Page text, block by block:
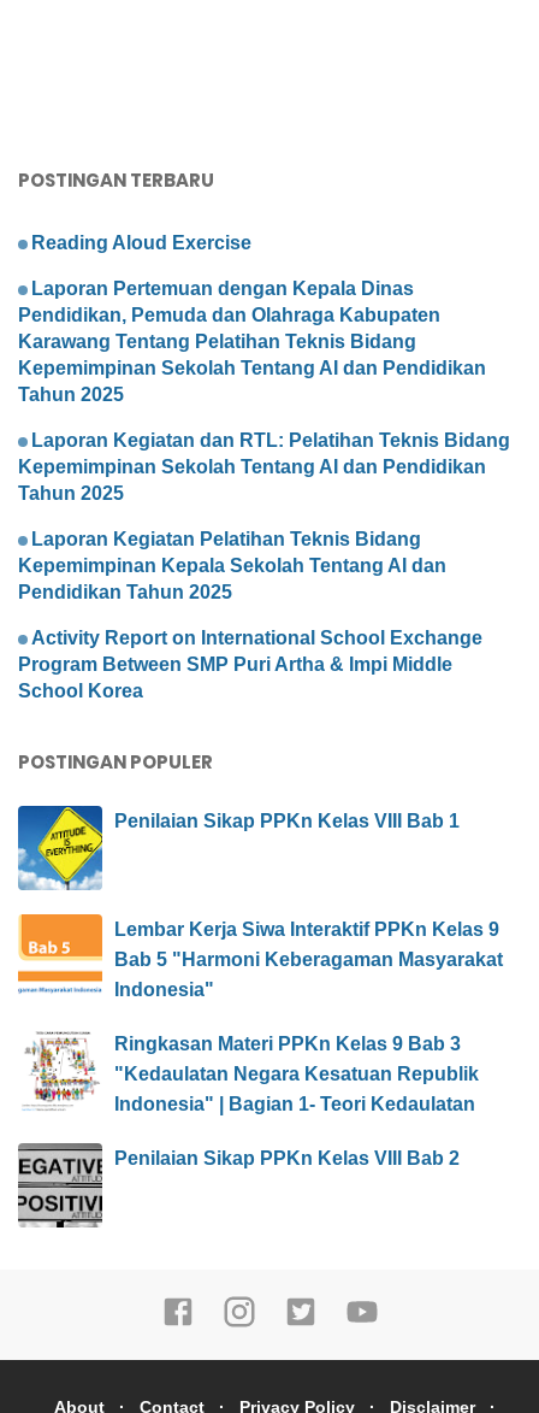
POSTINGAN TERBARU
Reading Aloud Exercise
Laporan Pertemuan dengan Kepala Dinas
Pendidikan, Pemuda dan Olahraga Kabupaten
Karawang Tentang Pelatihan Teknis Bidang
Kepemimpinan Sekolah Tentang AI dan Pendidikan
Tahun 2025
Laporan Kegiatan dan RTL: Pelatihan Teknis Bidang
Kepemimpinan Sekolah Tentang AI dan Pendidikan
Tahun 2025
Laporan Kegiatan Pelatihan Teknis Bidang
Kepemimpinan Kepala Sekolah Tentang AI dan
Pendidikan Tahun 2025
Activity Report on International School Exchange
Program Between SMP Puri Artha & Impi Middle
School Korea
POSTINGAN POPULER
Penilaian Sikap PPKn Kelas VIII Bab 1
Lembar Kerja Siwa Interaktif PPKn Kelas 9
Bab 5 "Harmoni Keberagaman Masyarakat
Indonesia"
Ringkasan Materi PPKn Kelas 9 Bab 3
"Kedaulatan Negara Kesatuan Republik
Indonesia" | Bagian 1- Teori Kedaulatan
Penilaian Sikap PPKn Kelas VIII Bab 2
About Contact Privacy Policy Disclaimer